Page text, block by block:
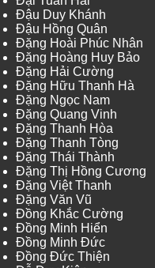
Đậu Duy Khánh
Đậu Hồng Quân
Đặng Hoài Phúc Nhân
Đặng Hoàng Huy Bảo
Đặng Hải Cường
Đặng Hữu Thanh Hà
Đặng Ngọc Nam
Đặng Quang Vinh
Đặng Thanh Hòa
Đặng Thanh Tòng
Đặng Thái Thành
Đặng Thị Hồng Cương
Đặng Việt Thanh
Đặng Văn Vũ
Đồng Khắc Cường
Đồng Minh Hiển
Đồng Minh Đức
Đồng Đức Thiện